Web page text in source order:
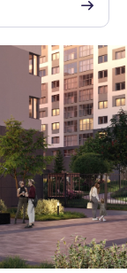
на обработку